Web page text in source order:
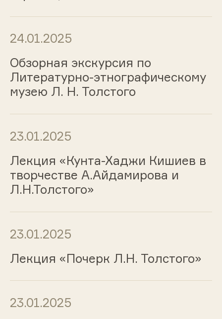
24.01.2025
Обзорная экскурсия по
Литературно-этнографическому
музею Л. Н. Толстого
23.01.2025
Лекция «Кунта-Хаджи Кишиев в
творчестве А.Айдамирова и
Л.Н.Толстого»
23.01.2025
Лекция «Почерк Л.Н. Толстого»
23.01.2025